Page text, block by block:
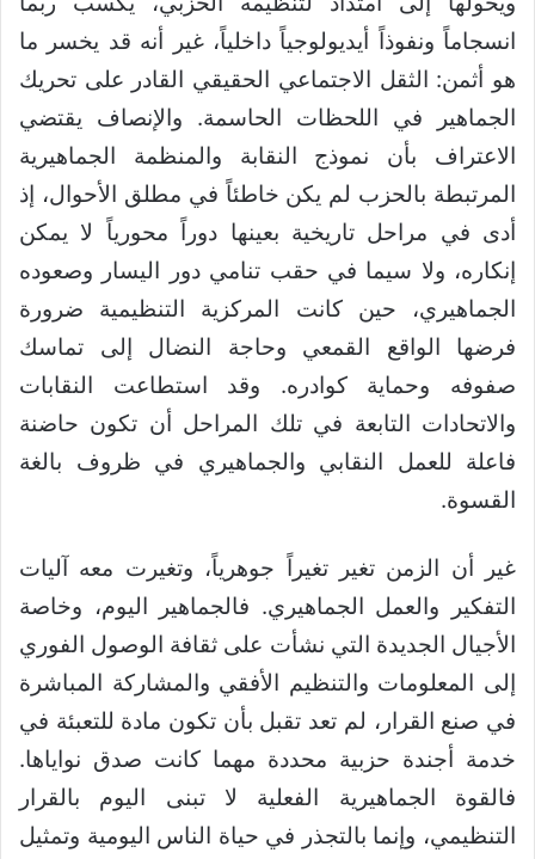
انسجاماً ونفوذاً أيديولوجياً داخلياً، غير أنه قد يخسر ما
هو أثمن: الثقل الاجتماعي الحقيقي القادر على تحريك
الجماهير في اللحظات الحاسمة. والإنصاف يقتضي
الاعتراف بأن نموذج النقابة والمنظمة الجماهيرية
المرتبطة بالحزب لم يكن خاطئاً في مطلق الأحوال، إذ
أدى في مراحل تاريخية بعينها دوراً محورياً لا يمكن
إنكاره، ولا سيما في حقب تنامي دور اليسار وصعوده
الجماهيري، حين كانت المركزية التنظيمية ضرورة
فرضها الواقع القمعي وحاجة النضال إلى تماسك
صفوفه وحماية كوادره. وقد استطاعت النقابات
والاتحادات التابعة في تلك المراحل أن تكون حاضنة
فاعلة للعمل النقابي والجماهيري في ظروف بالغة
القسوة.
غير أن الزمن تغير تغيراً جوهرياً، وتغيرت معه آليات
التفكير والعمل الجماهيري. فالجماهير اليوم، وخاصة
الأجيال الجديدة التي نشأت على ثقافة الوصول الفوري
إلى المعلومات والتنظيم الأفقي والمشاركة المباشرة
في صنع القرار، لم تعد تقبل بأن تكون مادة للتعبئة في
خدمة أجندة حزبية محددة مهما كانت صدق نواياها.
فالقوة الجماهيرية الفعلية لا تبنى اليوم بالقرار
التنظيمي، وإنما بالتجذر في حياة الناس اليومية وتمثيل